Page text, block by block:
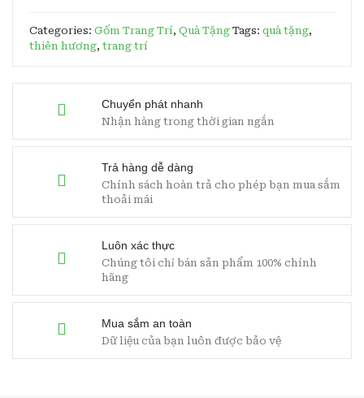
Chuyển phát nhanh
Nhận hàng trong thời gian ngắn
Trả hàng dễ dàng
Chính sách hoàn trả cho phép bạn mua sắm
thoải mái
Luôn xác thực
Chúng tôi chỉ bán sản phẩm 100% chính
hãng
Mua sắm an toàn
Dữ liệu của bạn luôn được bảo vệ
Categories: Gốm Trang Trí, Quà Tặng Tags: quà tặng,
thiên hương, trang trí